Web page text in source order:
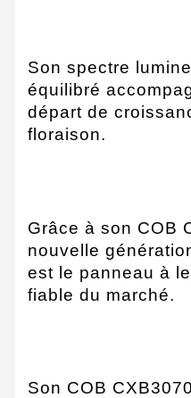
Son spectre
équilibré
départ de
floraison.
Grâce à son COB
nouvelle
est le panneau à
fiable du marché.
Son COB